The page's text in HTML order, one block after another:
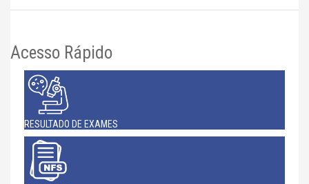
Acesso Rápido
RESULTADO DE EXAMES